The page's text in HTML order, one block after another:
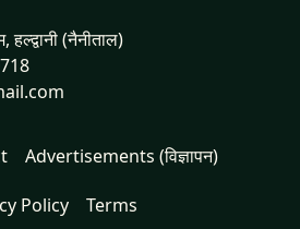
हल्द्वानी (नैनीताल)
Advertisements (विज्ञापन)
Policy Terms